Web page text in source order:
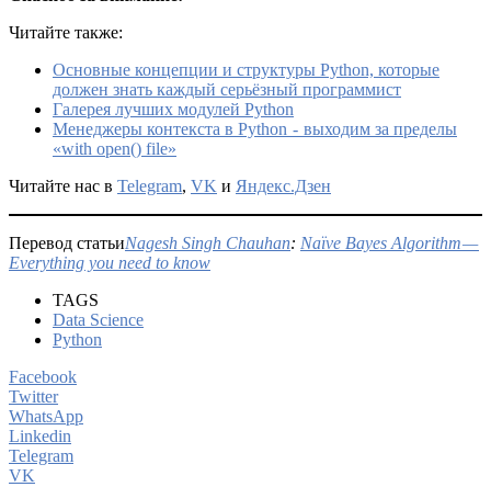
Читайте также:
Основные концепции и структуры Python, которые
должен знать каждый серьёзный программист
Галерея лучших модулей Python
Менеджеры контекста в Python - выходим за пределы
«with open() file»
Читайте нас в Telegram, VK и Яндекс.Дзен
Перевод статьиNagesh Singh Chauhan: Naïve Bayes Algorithm —
Everything you need to know
TAGS
Data Science
Python
Facebook
Twitter
WhatsApp
Linkedin
Telegram
VK